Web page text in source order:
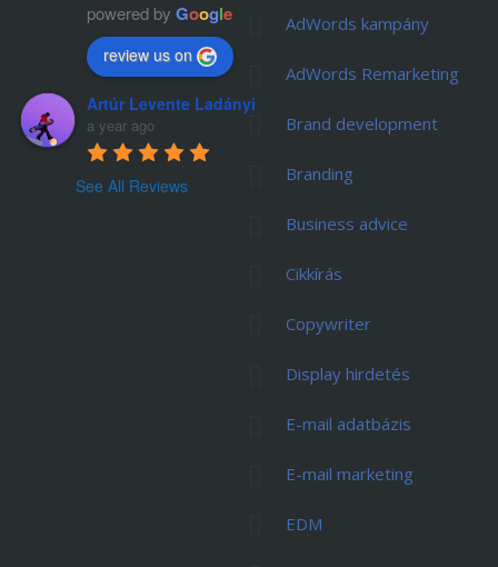
powered by Google
review us on
Artúr Levente Ladányi
a year ago
See All Reviews
AdWords kampány
AdWords Remarketing
Brand development
Branding
Business advice
Cikkírás
Copywriter
Display hirdetés
E-mail adatbázis
E-mail marketing
EDM